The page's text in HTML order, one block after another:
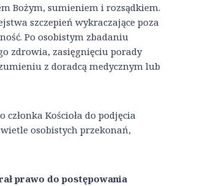
Bożym, sumieniem i rozsądkiem.
szczepień wykraczające poza
Po osobistym zbadaniu
zdrowia, zasięgnięciu porady
z doradcą medycznym lub
Kościoła do podjęcia
osobistych przekonań,
prawo do postępowania